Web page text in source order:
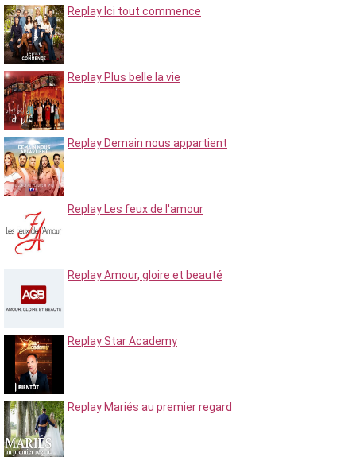
Replay Ici tout commence
Replay Plus belle la vie
Replay Demain nous appartient
Replay Les feux de l'amour
Replay Amour, gloire et beauté
Replay Star Academy
Replay Mariés au premier regard